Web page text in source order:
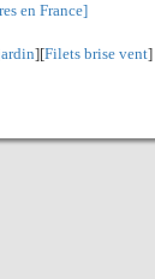
en France]
][Filets brise vent]